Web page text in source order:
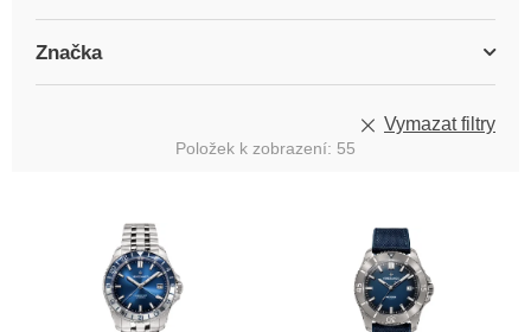
Značka
Vymazat filtry
Položek k zobrazení: 55